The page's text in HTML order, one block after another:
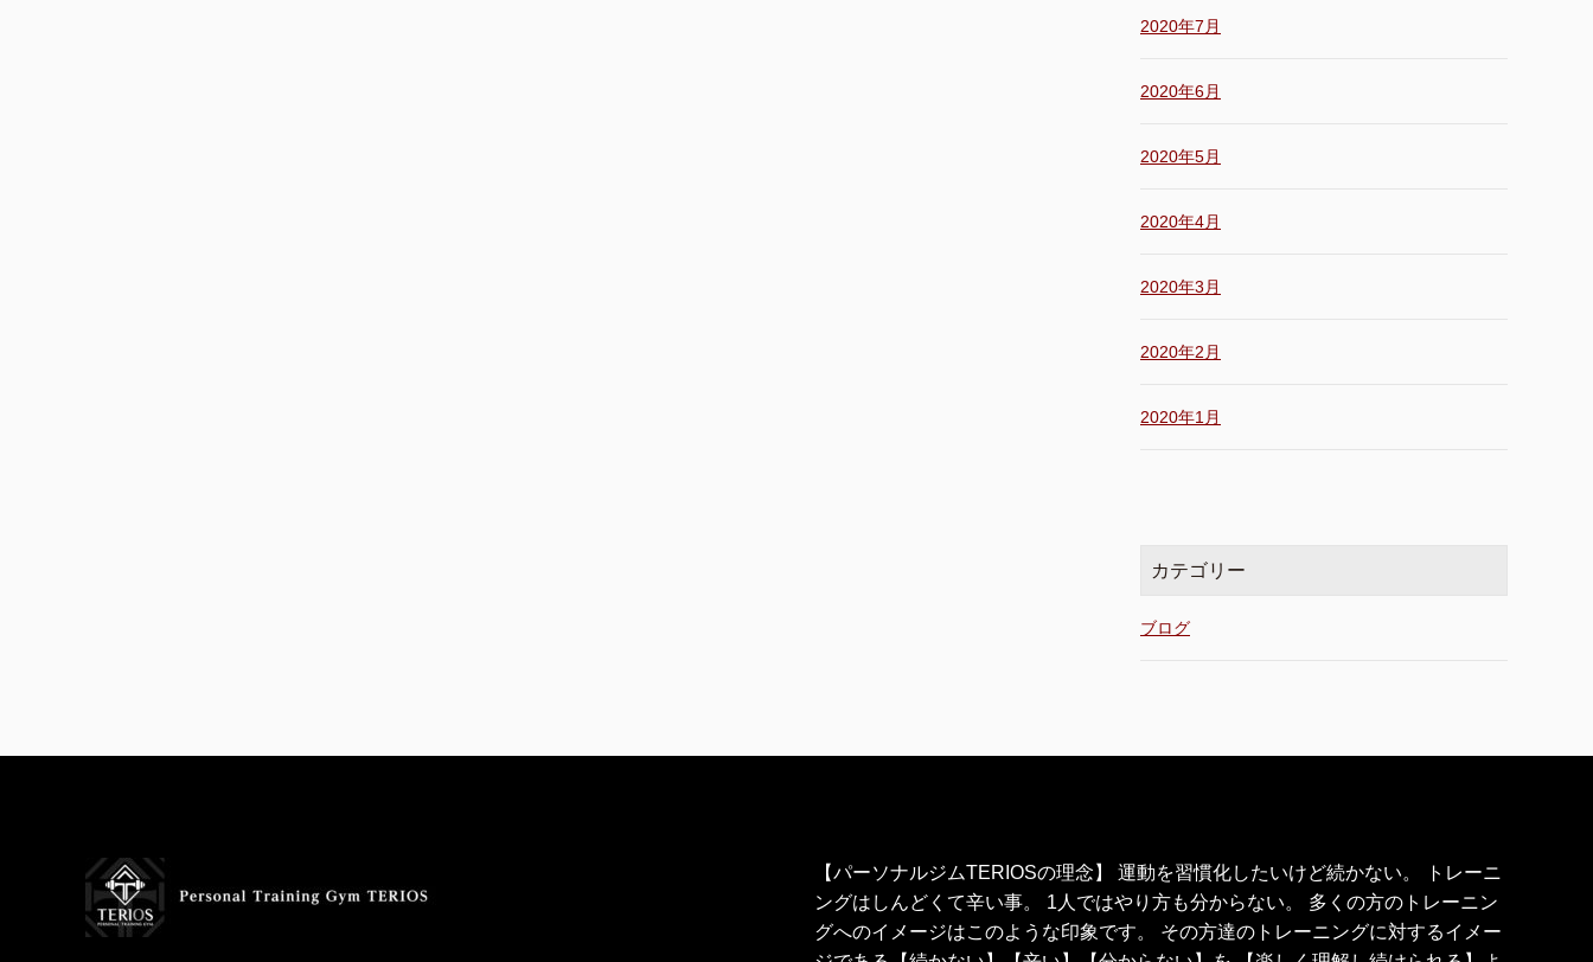
2020年7月
2020年6月
2020年5月
2020年4月
2020年3月
2020年2月
2020年1月
カテゴリー
ブログ
【パーソナルジムTERIOSの理念】 運動を習慣化したいけど続かない。 トレーニ
ングはしんどくて辛い事。 1人ではやり方も分からない。 多くの方のトレーニン
グへのイメージはこのような印象です。 その方達のトレーニングに対するイメー